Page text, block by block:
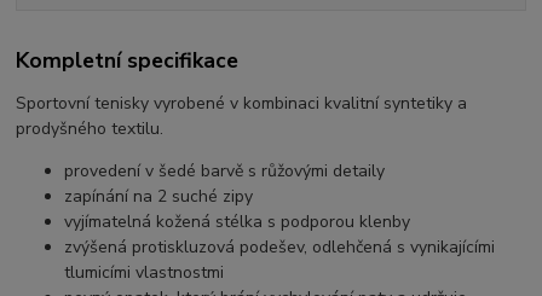
Kompletní specifikace
Sportovní tenisky vyrobené v kombinaci kvalitní syntetiky a
prodyšného textilu.
provedení v šedé barvě s růžovými detaily
zapínání na 2 suché zipy
vyjímatelná kožená stélka s podporou klenby
zvýšená protiskluzová podešev, odlehčená s vynikajícími
tlumicími vlastnostmi